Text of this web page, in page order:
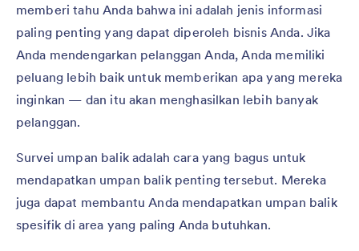
memberi tahu Anda bahwa ini adalah jenis informasi
paling penting yang dapat diperoleh bisnis Anda. Jika
Anda mendengarkan pelanggan Anda, Anda memiliki
peluang lebih baik untuk memberikan apa yang mereka
inginkan — dan itu akan menghasilkan lebih banyak
pelanggan.
Survei umpan balik adalah cara yang bagus untuk
mendapatkan umpan balik penting tersebut. Mereka
juga dapat membantu Anda mendapatkan umpan balik
spesifik di area yang paling Anda butuhkan.